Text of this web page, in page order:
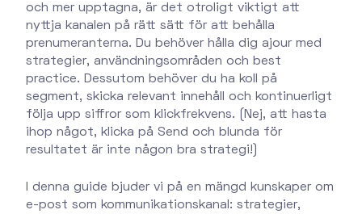
och mer upptagna, är det otroligt viktigt att
nyttja kanalen på rätt sätt för att behålla
prenumeranterna. Du behöver hålla dig ajour med
strategier, användningsområden och best
practice. Dessutom behöver du ha koll på
segment, skicka relevant innehåll och kontinuerligt
följa upp siffror som klickfrekvens. (Nej, att hasta
ihop något, klicka på Send och blunda för
resultatet är inte någon bra strategi!)
I denna guide bjuder vi på en mängd kunskaper om
e-post som kommunikationskanal: strategier,